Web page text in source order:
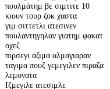
πουλμάτημ βε σιμτιτε 10
κιουν τουρ ζοκ χαστα
γιμ σιττετλι ατεσινεν
πουλαντηγηλαν γιατημ φακατ
οχεζ
πιρσεγι αζιμα αλμαγιαραν
ταγιμα πουζ γεμεγιλεν πιραζα
λεμονατα
Ιζμεγιλε ατεσιμλε